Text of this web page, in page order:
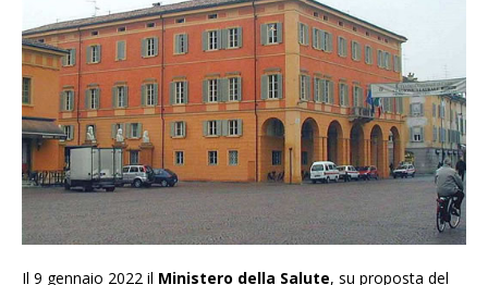
Il 9 gennaio 2022 il Ministero della Salute, su proposta del